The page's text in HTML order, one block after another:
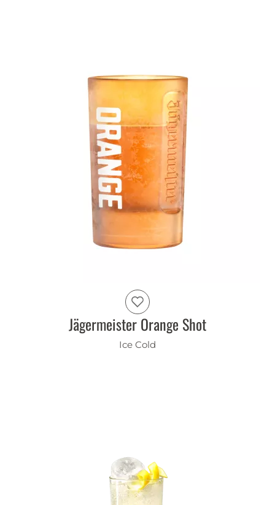
Jägermeister Orange Shot
Ice Cold